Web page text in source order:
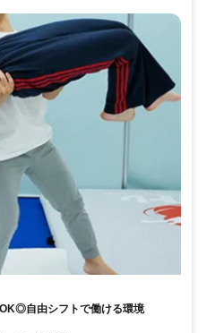
自由シフトで働ける環境